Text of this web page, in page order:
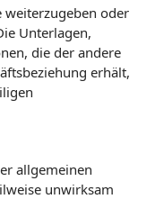
oder
Unterlagen,
die der andere
erhält,
allgemeinen
unwirksam